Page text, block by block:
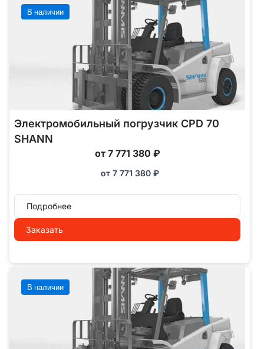
В наличии
Электромобильный погрузчик CPD 70
SHANN
от 7 771 380 ₽
от 7 771 380 ₽
Подробнее
Заказать
В наличии